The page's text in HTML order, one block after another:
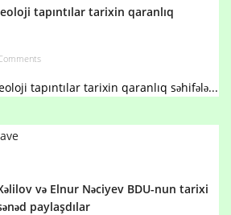
tapıntılar tarixin qaranlıq
tapıntılar tarixin qaranlıq səhifələ...
və Elnur Nəciyev BDU-nun tarixi
paylaşdılar